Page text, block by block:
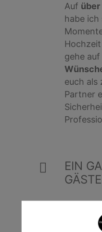
Auf über
habe ich
gehe auf
euch als
Partner
EIN
- ich